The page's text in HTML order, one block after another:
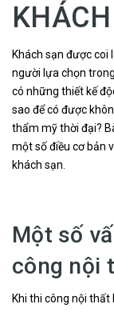
Khách sạn được coi
người lựa chọn
có những thiết kế
sao để có được
thẩm mỹ thời đại?
một số điều cơ bản
khách sạn.
Một số
công nội
Khi thi công nội